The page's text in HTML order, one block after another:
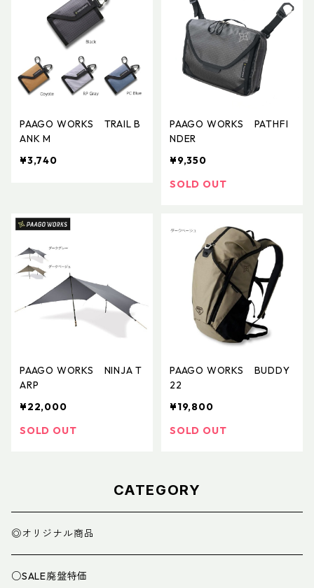
PAAGO WORKS TRAIL B
ANK M
¥3,740
PAAGO WORKS PATHFI
NDER
¥9,350
SOLD OUT
PAAGO WORKS NINJA T
ARP
¥22,000
SOLD OUT
PAAGO WORKS BUDDY
22
¥19,800
SOLD OUT
CATEGORY
◎オリジナル商品
○SALE廃盤特価